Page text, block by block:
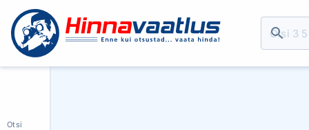
Otsi